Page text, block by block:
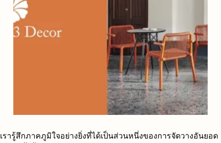
เรารู้สึกภาคภูมิใจอย่างยิ่งที่ได้เป็นส่วนหนึ่งของการจัดวางอันยอด